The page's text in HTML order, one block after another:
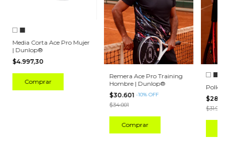
Media Corta Ace Pro Mujer
| Dunlop®
$4.997,30
Comprar
Remera Ace Pro Training
Hombre | Dunlop®
$30.601 -10%OFF
$34.001
Comprar